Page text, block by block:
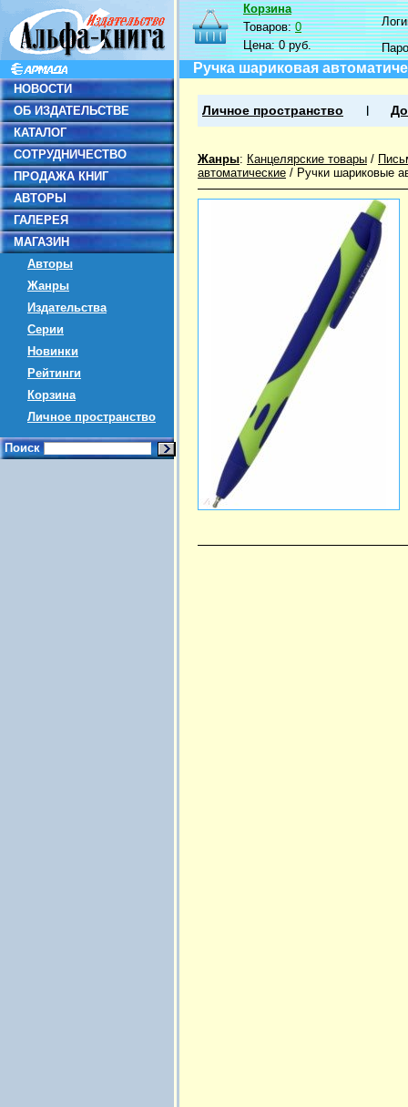
НОВОСТИ
ОБ ИЗДАТЕЛЬСТВЕ
КАТАЛОГ
СОТРУДНИЧЕСТВО
ПРОДАЖА КНИГ
АВТОРЫ
ГАЛЕРЕЯ
МАГАЗИН
Авторы
Жанры
Издательства
Серии
Новинки
Рейтинги
Корзина
Личное пространство
Поиск
Корзина
Товаров:0
Цена:0 руб.
Ручка шариковая
Личное пространство
Жанры: Канцелярские товары /
автоматические / Ручки шариковые